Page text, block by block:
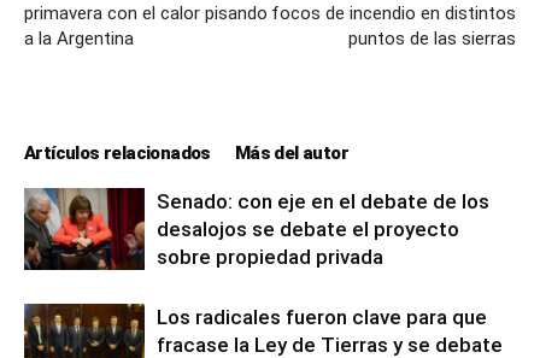
primavera con el calor pisando
a la Argentina
focos de incendio en distintos
puntos de las sierras
Artículos relacionados Más del autor
Senado: con eje en el debate de los
desalojos se debate el proyecto
sobre propiedad privada
Los radicales fueron clave para que
fracase la Ley de Tierras y se debate